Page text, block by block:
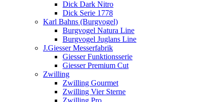
Dick Dark Nitro
Dick Serie 1778
Karl Bahns (Burgvogel)
Burgvogel Natura Line
Burgvogel Juglans Line
J.Giesser Messerfabrik
Giesser Funktionsserie
Giesser Premium Cut
Zwilling
Zwilling Gourmet
Zwilling Vier Sterne
Zwilling Pro